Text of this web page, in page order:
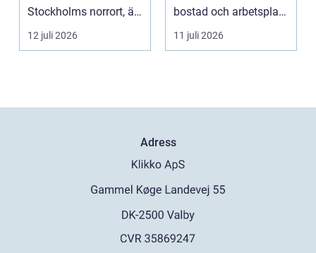
Stockholms norrort, är
b...
12 juli 2026
bostad och arbetsplats
på kort tid. Färger, yt...
11 juli 2026
Adress